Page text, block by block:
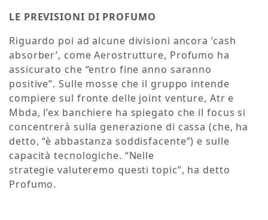
LE PREVISIONI DI PROFUMO
Riguardo poi ad alcune divisioni ancora ’cash
absorber’, come Aerostrutture, Profumo ha
assicurato che “entro fine anno saranno
positive”. Sulle mosse che il gruppo intende
compiere sul fronte delle joint venture, Atr e
Mbda, l’ex banchiere ha spiegato che il focus si
concentrerà sulla generazione di cassa (che, ha
detto, “è abbastanza soddisfacente”) e sulle
capacità tecnologiche. “Nelle
strategie valuteremo questi topic”, ha detto
Profumo.